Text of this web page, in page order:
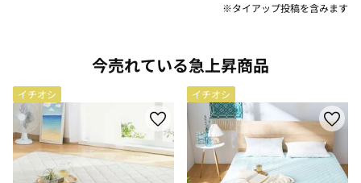
※タイアップ投稿を含みます
今売れている急上昇商品
イチオシ イチオシ